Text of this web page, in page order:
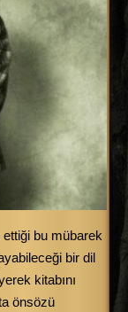
bu mübarek
bir dil
kitabını
önsözü